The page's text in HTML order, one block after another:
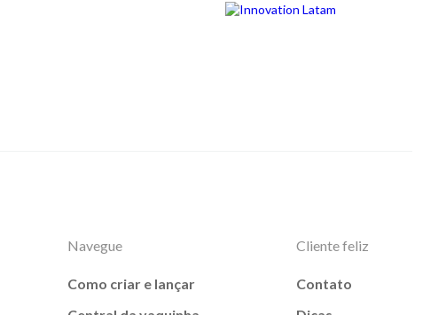
Navegue
Como criar e lançar
Cliente feliz
Contato